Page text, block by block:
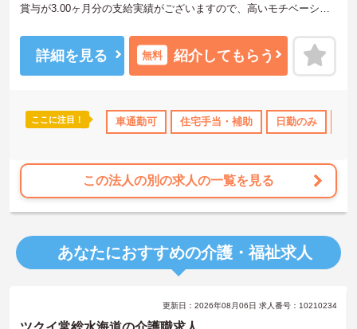
賞与が3.00ヶ月分の支給実績がございますので、高いモチベーショ
ライフステージが変化しても安心してお勤めいただける環境です◎
ご興味のある方には、面接対策ポイントなど、さらに詳細をお話し
いたしますのでお気軽にご相談ください！
詳細を見る 無料 紹介してもらう
ここに注目！ 車通勤可 住宅手当・補助 日勤のみ
この法人の別の求人の一覧を見る
あなたにおすすめの介護・福祉求人
更新日：2026年08月06日 求人番号：10210234